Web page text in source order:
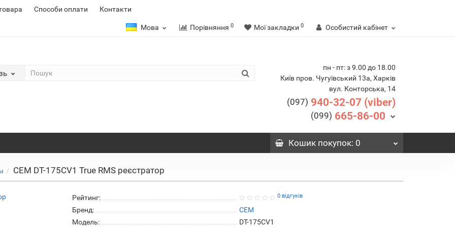
Способи оплати Контакти
Мова Порівняння 0 Мої закладки 0 Особистий кабінет
пн - пт: з 9.00 до 18.00
Київ пров. Чугуївський 13а, Харків
вул. Конторська, 14
(097) 940-32-07 (viber)
(099) 665-86-00
Кошикпокупок: 0
CEM DT-175CV1 True RMS реєстратор
Рейтинг: 0 відгуків
Бренд:
CEM
Модель:
DT-175CV1